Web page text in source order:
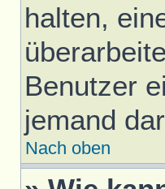
halten,
Benutzer
jemand
Nach oben